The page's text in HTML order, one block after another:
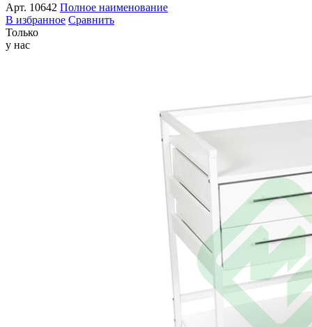
Арт. 10642 Полное наименование
В избранное Сравнить
Только
у нас